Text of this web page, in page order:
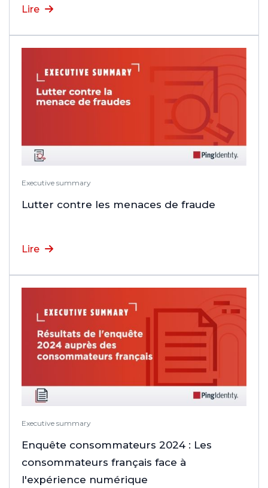
Lire
Executive summary
Lutter contre les menaces de fraude
Lire
Executive summary
Enquête consommateurs 2024 : Les
consommateurs français face à
l'expérience numérique